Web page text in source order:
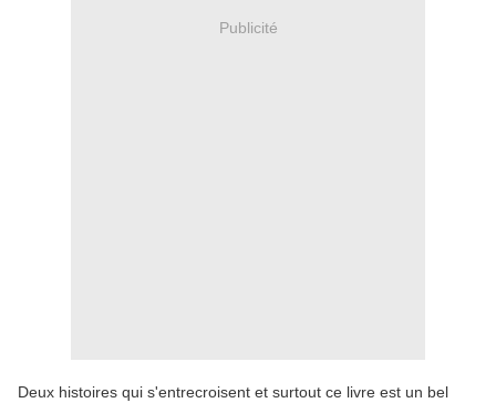
Publicité
Deux histoires qui s'entrecroisent et surtout ce livre est un bel